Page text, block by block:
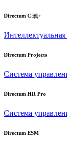
Directum СЭД+
Интеллектуальная
Directum Projects
Система
Directum HR Pro
Система
Directum ESM